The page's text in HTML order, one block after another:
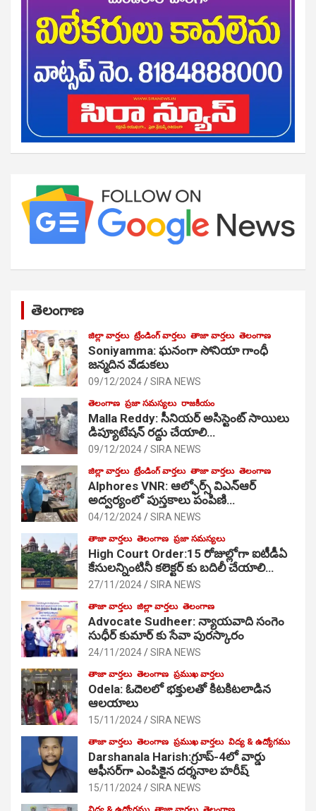
తెలంగాణ
జిల్లా వార్తలు ట్రేండింగ్ వార్తలు తాజా వార్తలు తెలంగాణ
Soniyamma: ఘ‌నంగా సోనియా గాంధీ
జ‌న్మ‌దిన వేడుక‌లు
09/12/2024 SIRA NEWS
తెలంగాణ ప్రజా సమస్యలు రాజకీయం
Malla Reddy: సీనియర్ అసిస్టెంట్ సాయిలు
డిప్యూటేషన్ రద్దు చేయాలి…
09/12/2024 SIRA NEWS
జిల్లా వార్తలు ట్రేండింగ్ వార్తలు తాజా వార్తలు తెలంగాణ
Alphores VNR: ఆల్ఫోర్స్ విఎన్ఆర్
అద్వర్యంలో పుస్తకాలు పంపిణి…
04/12/2024 SIRA NEWS
తాజా వార్తలు తెలంగాణ ప్రజా సమస్యలు
High Court Order:15 రోజుల్లోగా ఐటీడీఏ
కేసులన్నింటినీ కలెక్టర్ కు బదిలీ చేయాలి…
27/11/2024 SIRA NEWS
తాజా వార్తలు జిల్లా వార్తలు తెలంగాణ
Advocate Sudheer: న్యాయవాది సంగెం
సుధీర్ కుమార్ కు సేవా పురస్కారం
24/11/2024 SIRA NEWS
తాజా వార్తలు తెలంగాణ ప్రముఖ వార్తలు
Odela: ఓదెల‌లో భక్తులతో కిటకిటలాడిన
ఆల‌యాలు
15/11/2024 SIRA NEWS
తాజా వార్తలు తెలంగాణ ప్రముఖ వార్తలు విద్య & ఉద్యోగము
Darshanala Harish:గ్రూప్-4లో వార్డు
ఆఫీసర్‌గా ఎంపికైన దర్శనాల హరీష్
15/11/2024 SIRA NEWS